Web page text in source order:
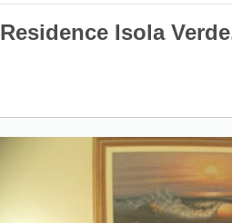
Residence Isola